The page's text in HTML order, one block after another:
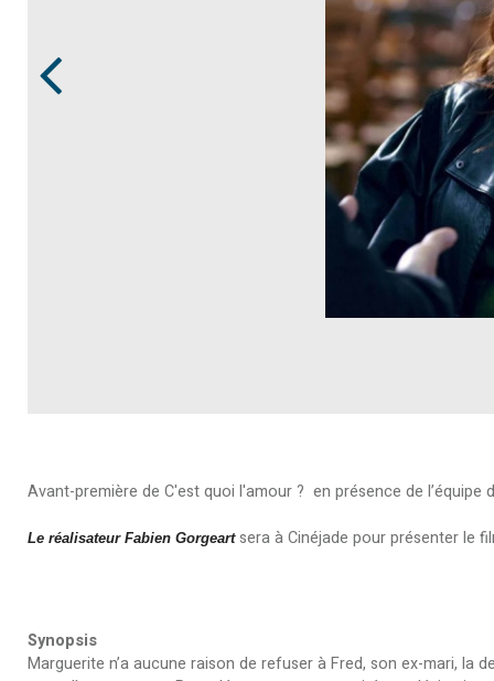
Avant-première de C'est quoi l'amour ? en présence de l’équipe
Le réalisateur Fabien Gorgeart sera à Cinéjade pour présenter le
Synopsis
Marguerite n’a aucune raison de refuser à Fred, son ex-mari, la